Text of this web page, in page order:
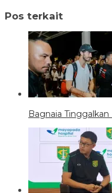
Pos terkait
Bagnaia